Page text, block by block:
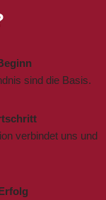
sind die Basis.
verbindet uns und